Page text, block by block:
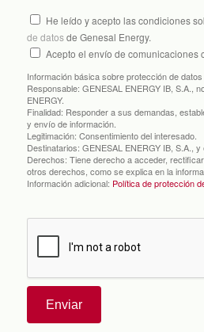
He leído y acepto las condiciones
de datosde Genesal Energy.
Acepto el envío de comunicaciones
Información básica sobre protección de datos
Responsable: GENESAL ENERGY IB, S.A.,
ENERGY.
Finalidad: Responder a sus demandas,
y envío de información.
Legitimación: Consentimiento del interesado.
Destinatarios: GENESAL ENERGY IB, S.A.,
Derechos: Tiene derecho a acceder,
otros derechos, como se explica en la
Información adicional: Política de protección
Enviar